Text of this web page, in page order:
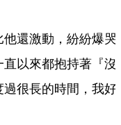
還激動，紛紛爆哭
以來都抱持著『沒
很長的時間，我好